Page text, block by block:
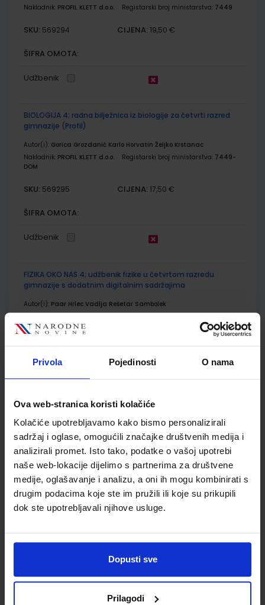
Privola Pojedinosti O nama
Ova web-stranica koristi kolačiće
Kolačiće upotrebljavamo kako bismo personalizirali
sadržaj i oglase, omogućili značajke društvenih medija i
analizirali promet. Isto tako, podatke o vašoj upotrebi
naše web-lokacije dijelimo s partnerima za društvene
medije, oglašavanje i analizu, a oni ih mogu kombinirati s
drugim podacima koje ste im pružili ili koje su prikupili
dok ste upotrebljavali njihove usluge.
Dopusti sve
Prilagodi
Nakladnik: PROFIL KLETT d.o.o. Registarski broj ministarstva: 7449
SKU: 569294 CIJENA: 19,50 €
ŠIFRA OMOTA:
Udžbenik
BIOLOGIJA 4; radna bilježnica iz biologije za četvrti razred
gimnazije (Profil)
Autor(i): Gorica Grozdanić Karlo Horvatin Željko Krstanac
Nakladnik: PROFIL KLETT d.o.o. Registarski broj ministarstva: 7449-
DOM
SKU: 569295 CIJENA: 17,50 €
ŠIFRA OMOTA:
Udžbenik
FIZIKA OKO NAS 4; udžbenik fizike u četvrtom razredu
gimnazije s dodatnim digitalnim sadržajima
Autor(i): Paar Hrlec Vadlja Rešetar Sambolek
ŠIFRA OMOTA:
FIZIKA OKO NAS 4; zbirka zadataka za četvrti razred
gimnazije
Autor(i):Vladimir Paar Anica Hrlec Melita Sambolek Karmena
Vadlja Rešetar
Nakladnik:ŠKOLSKA KNJIGA d.d. Registarski broj ministarstva:
7621-
DOM
SKU:569511 CIJENA: 17,20 €
ŠIFRA OMOTA:
KEMIJA 4; udžbenik kemije za četvrti razred gimnazije